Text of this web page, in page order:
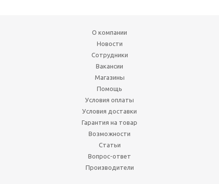
О компании
Новости
Сотрудники
Вакансии
Магазины
Помощь
Условия оплаты
Условия доставки
Гарантия на товар
Возможности
Статьи
Вопрос-ответ
Производители